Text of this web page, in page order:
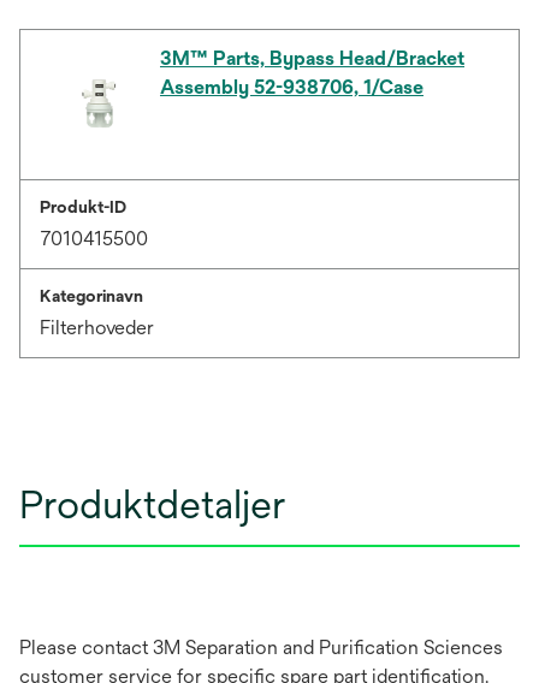
3M™ Parts, Bypass Head/Bracket
Assembly 52-938706, 1/Case
Produkt-ID
7010415500
Kategorinavn
Filterhoveder
Produktdetaljer
Please contact 3M Separation and Purification Sciences
customer service for specific spare part identification.